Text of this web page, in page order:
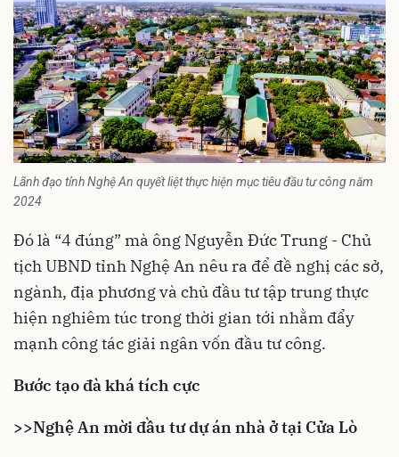
Lãnh đạo tỉnh Nghệ An quyết liệt thực hiện mục tiêu đầu tư công năm
2024
Đó là “4 đúng” mà ông Nguyễn Đức Trung - Chủ
tịch UBND tỉnh Nghệ An nêu ra để đề nghị các sở,
ngành, địa phương và chủ đầu tư tập trung thực
hiện nghiêm túc trong thời gian tới nhằm đẩy
mạnh công tác giải ngân vốn đầu tư công.
Bước tạo đà khá tích cực
>>Nghệ An mời đầu tư dự án nhà ở tại Cửa Lò